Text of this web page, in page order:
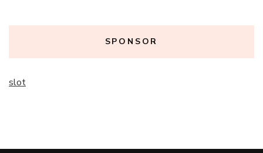
SPONSOR
slot